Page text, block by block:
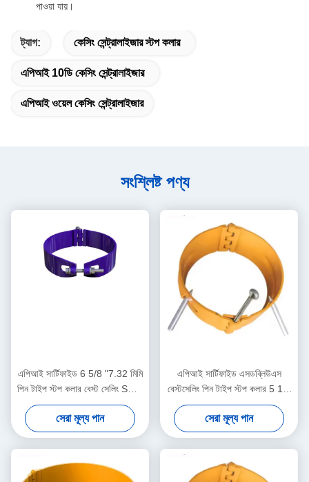
পাওয়া যায়।
ট্যাগ: কেসিং সেন্ট্রালাইজার স্টপ কলার
এপিআই 10ডি কেসিং সেন্ট্রালাইজার
এপিআই ওয়েল কেসিং সেন্ট্রালাইজার
সংশ্লিষ্ট পণ্য
এপিআই সার্টিফাইড 6 5/8 "7.32 মিমি
পিন টাইপ স্টপ কলার বেস্ট সেলিং SWS
হাই কার্বন স্টিল মুভমেন্ট লিমিটার কেসিং
সেন্ট্রালাইজারের জন্য
সেরা মূল্য পান
এপিআই সার্টিফাইড এসডব্লিউএস
বেস্টসেলিং পিন টাইপ স্টপ কলার 5 1/2
"6.20 মিমি 1 বছরের ওয়ারেন্টি তেল ও
গ্যাস কেসিং সেন্ট্রালাইজার সরঞ্জাম
সেরা মূল্য পান